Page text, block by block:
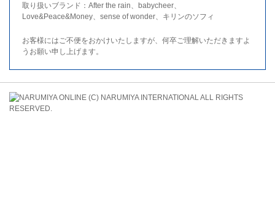
取り扱いブランド：After the rain、babycheer、
Love&Peace&Money、sense of wonder、キリンのソフィ
お客様にはご不便をおかけいたしますが、何卒ご理解いただきますよ
うお願い申し上げます。